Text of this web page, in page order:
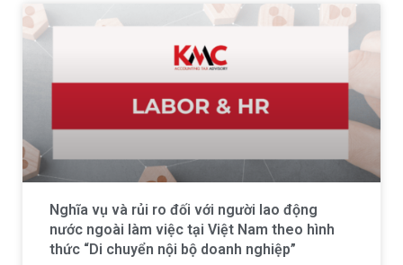
Nghĩa vụ và rủi ro đối với người lao động
nước ngoài làm việc tại Việt Nam theo hình
thức “Di chuyển nội bộ doanh nghiệp”